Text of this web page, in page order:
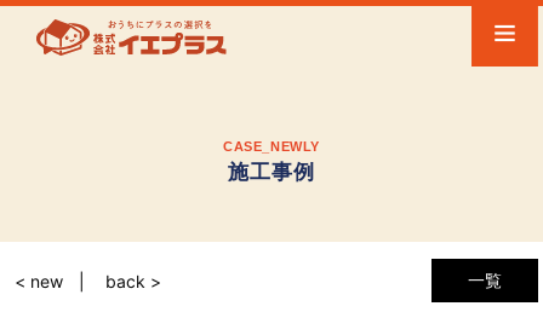
CASE_NEWLY
施工事例
一覧
< new back >